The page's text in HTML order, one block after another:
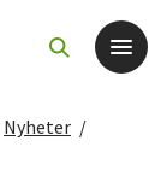
Nyheter /